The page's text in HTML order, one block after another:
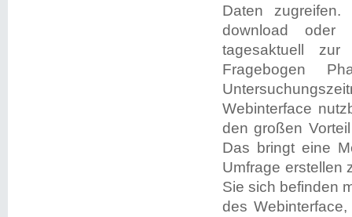
Daten
download oder
tagesaktuell
Fragebogen
Webinterface
den großen
Das bringt eine
Umfrage erstellen
Sie sich befinden
des